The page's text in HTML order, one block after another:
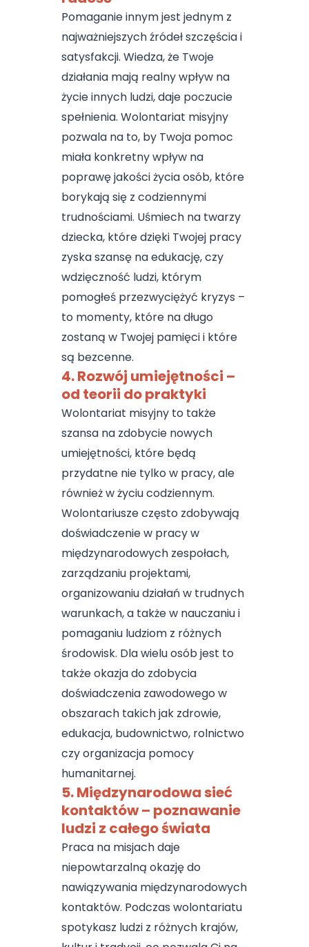
Pomaganie innym jest jednym z
najważniejszych źródeł szczęścia i
satysfakcji. Wiedza, że Twoje
działania mają realny wpływ na
życie innych ludzi, daje poczucie
spełnienia. Wolontariat misyjny
pozwala na to, by Twoja pomoc
miała konkretny wpływ na
poprawę jakości życia osób, które
borykają się z codziennymi
trudnościami. Uśmiech na twarzy
dziecka, które dzięki Twojej pracy
zyska szansę na edukację, czy
wdzięczność ludzi, którym
pomogłeś przezwyciężyć kryzys –
to momenty, które na długo
zostaną w Twojej pamięci i które
są bezcenne.
4. Rozwój umiejętności –
od teorii do praktyki
Wolontariat misyjny to także
szansa na zdobycie nowych
umiejętności, które będą
przydatne nie tylko w pracy, ale
również w życiu codziennym.
Wolontariusze często zdobywają
doświadczenie w pracy w
międzynarodowych zespołach,
zarządzaniu projektami,
organizowaniu działań w trudnych
warunkach, a także w nauczaniu i
pomaganiu ludziom z różnych
środowisk. Dla wielu osób jest to
także okazja do zdobycia
doświadczenia zawodowego w
obszarach takich jak zdrowie,
edukacja, budownictwo, rolnictwo
czy organizacja pomocy
humanitarnej.
5. Międzynarodowa sieć
kontaktów – poznawanie
ludzi z całego świata
Praca na misjach daje
niepowtarzalną okazję do
nawiązywania międzynarodowych
kontaktów. Podczas wolontariatu
spotykasz ludzi z różnych krajów,